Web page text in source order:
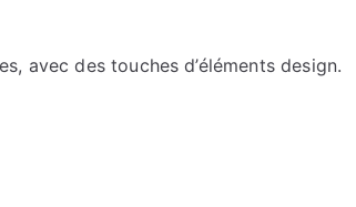
avec des touches d’éléments design.